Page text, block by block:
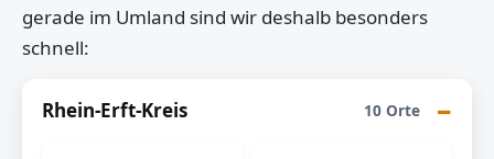
gerade im Umland sind wir deshalb besonders
schnell:
Rhein-Erft-Kreis 10 Orte